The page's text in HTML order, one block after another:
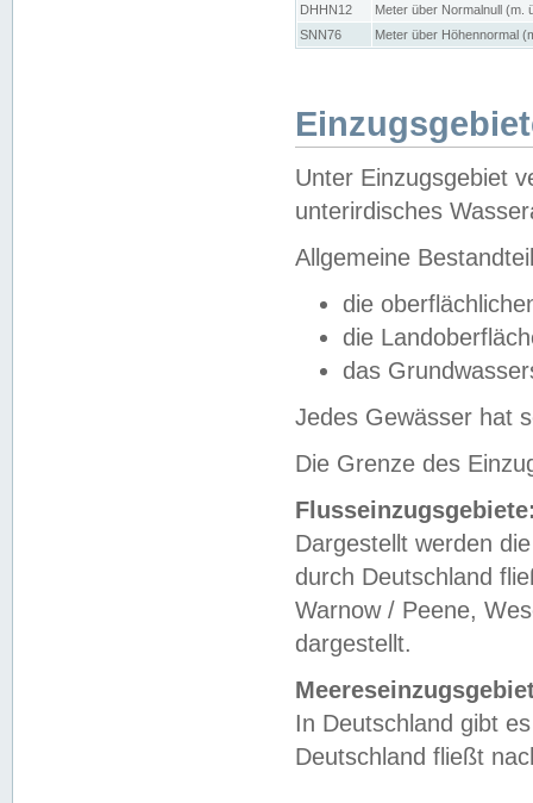
DHHN12
Meter über Normalnull (m.
SNN76
Meter über Höhennormal
Unter Einzugsgebiet
unterirdisches
Allgemeine
die
die
das
Jedes Gewässer hat
Die Grenze des
Dargestellt werden
durch Deutschland
Warnow / Peene,
dargestellt.
In Deutschland gibt
Deutschland fließt